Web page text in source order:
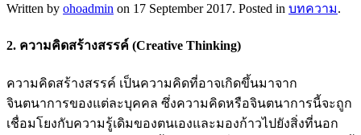
Written by ohoadmin on 17 September 2017. Posted in บทความ.
2. ความคิดสร้างสรรค์ (Creative Thinking)
ความคิดสร้างสรรค์ เป็นความคิดที่อาจเกิดขึ้นมาจาก
จินตนาการของแต่ละบุคคล ซึ่งความคิดหรือจินตนาการนี้จะถูก
เชื่อมโยงกับความรู้เดิมของตนเองและมองก้าวไปยังสิ่งที่นอก